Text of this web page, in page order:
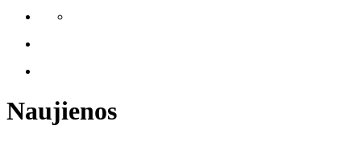
Naujienos